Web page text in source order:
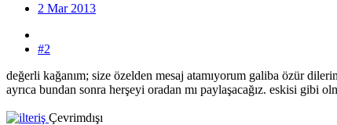
2 Mar 2013
#2
değerli kağanım; size özelden mesaj atamıyorum galiba özür
ayrıca bundan sonra herşeyi oradan mı paylaşacağız. eskisi gibi
Çevrimdışı